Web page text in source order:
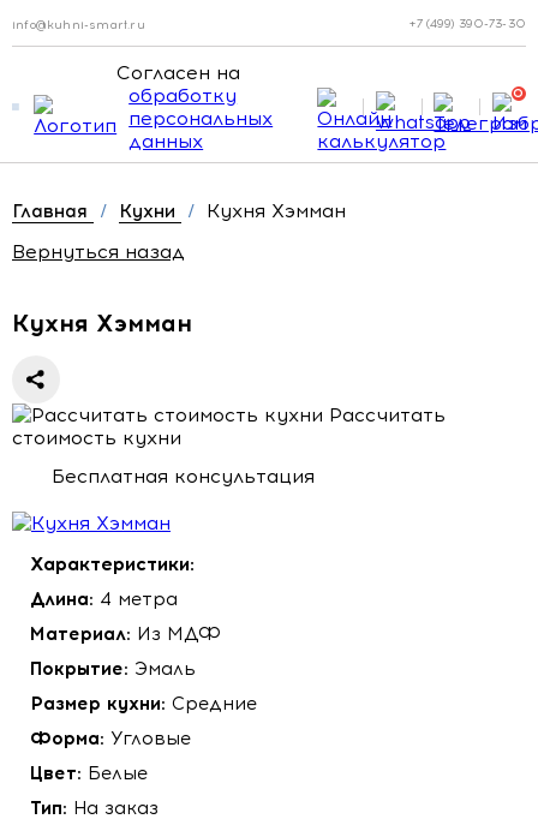
info@kuhni-smart.ru +7 (499) 390-73-30
Согласен на
обработку
персональных
данных
0
Главная / Кухни /
Кухня Хэмман
Вернуться назад
Кухня Хэмман
Рассчитать
стоимость кухни
Бесплатная консультация
Характеристики:
Длина: 4 метра
Материал: Из МДФ
Покрытие: Эмаль
Размер кухни: Средние
Форма: Угловые
Цвет: Белые
Тип: На заказ